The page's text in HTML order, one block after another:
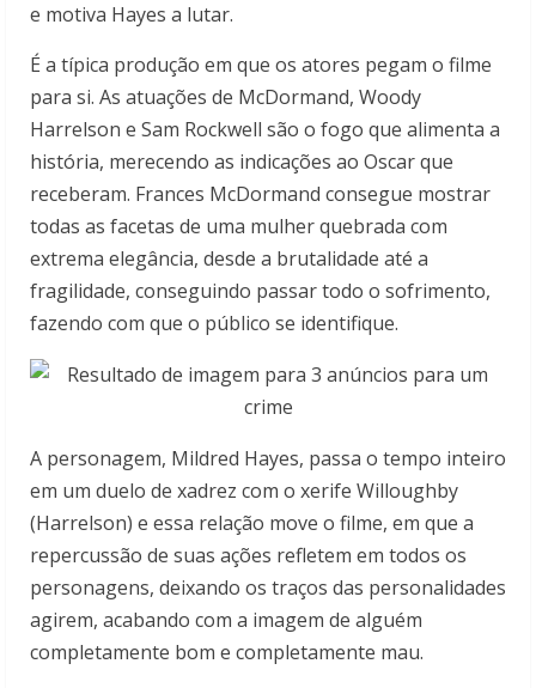
e motiva Hayes a lutar.
É a típica produção em que os atores pegam o filme
para si. As atuações de McDormand, Woody
Harrelson e Sam Rockwell são o fogo que alimenta a
história, merecendo as indicações ao Oscar que
receberam. Frances McDormand consegue mostrar
todas as facetas de uma mulher quebrada com
extrema elegância, desde a brutalidade até a
fragilidade, conseguindo passar todo o sofrimento,
fazendo com que o público se identifique.
A personagem, Mildred Hayes, passa o tempo inteiro
em um duelo de xadrez com o xerife Willoughby
(Harrelson) e essa relação move o filme, em que a
repercussão de suas ações refletem em todos os
personagens, deixando os traços das personalidades
agirem, acabando com a imagem de alguém
completamente bom e completamente mau.